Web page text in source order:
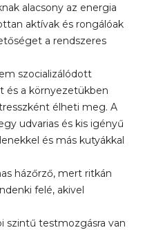
alacsony az energia
aktívak és rongálóak
a rendszeres
szocializálódott
és a környezetükben
élheti meg. A
udvarias és kis igényű
és más kutyákkal
házőrző, mert ritkán
felé, akivel
szintű testmozgásra van